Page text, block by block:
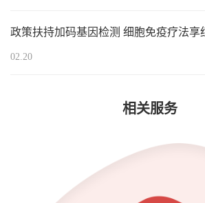
政策扶持加码基因检测 细胞免疫疗法享
02.20
相关服务